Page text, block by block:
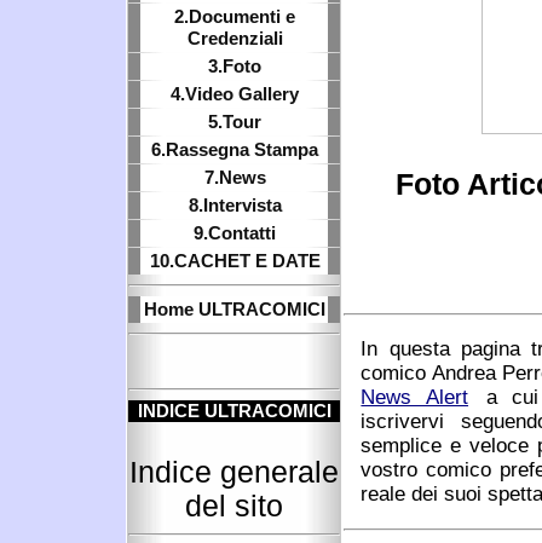
2.Documenti e
Credenziali
3.Foto
4.Video Gallery
5.Tour
6.Rassegna Stampa
7.News
8.Intervista
9.Contatti
10.CACHET E DATE
Home ULTRACOMICI
INDICE ULTRACOMICI
Indice generale
del sito
Foto
In questa pagina
comico Andrea
News Alert
a cui
iscrivervi
semplice e veloce
vostro comico
reale dei suoi